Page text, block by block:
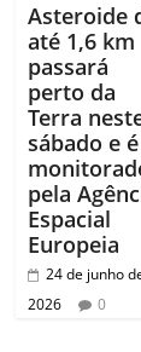
Asteroide
até 1,6 km
passará
perto da
Terra
sábado e é
pela
Espacial
Europeia
24 de junho
2026
0